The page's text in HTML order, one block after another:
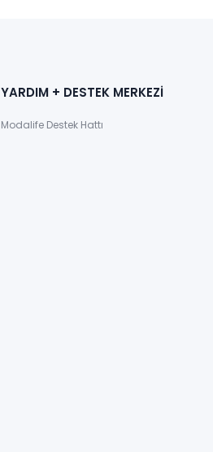
YARDIM + DESTEK MERKEZİ
Modalife Destek Hattı